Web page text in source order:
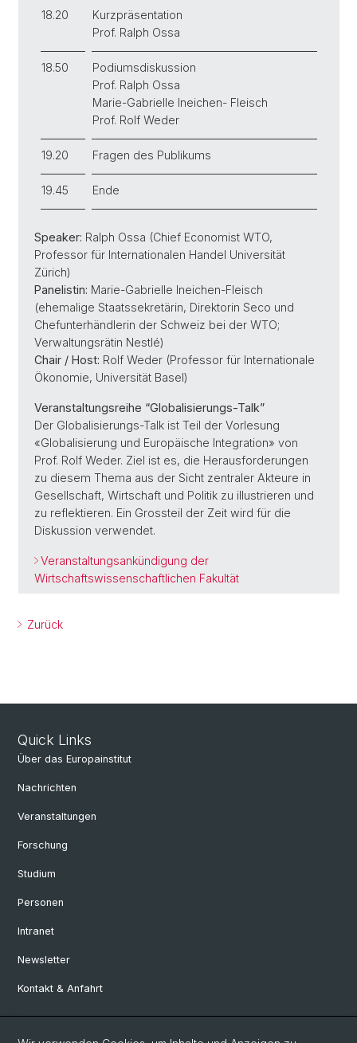
18.20
Kurzpräsentation
Prof. Ralph Ossa
18.50
Podiumsdiskussion
Prof. Ralph Ossa
Marie-Gabrielle Ineichen- Fleisch
Prof. Rolf Weder
19.20 Fragen des Publikums
19.45 Ende
Speaker: Ralph Ossa (Chief Economist WTO,
Professor für Internationalen Handel Universität
Zürich)
Panelistin: Marie-Gabrielle Ineichen-Fleisch
(ehemalige Staatssekretärin, Direktorin Seco und
Chefunterhändlerin der Schweiz bei der WTO;
Verwaltungsrätin Nestlé)
Chair / Host: Rolf Weder (Professor für Internationale
Ökonomie, Universität Basel)
Veranstaltungsreihe “Globalisierungs-Talk”
Der Globalisierungs-Talk ist Teil der Vorlesung
«Globalisierung und Europäische Integration» von
Prof. Rolf Weder. Ziel ist es, die Herausforderungen
zu diesem Thema aus der Sicht zentraler Akteure in
Gesellschaft, Wirtschaft und Politik zu illustrieren und
zu reflektieren. Ein Grossteil der Zeit wird für die
Diskussion verwendet.
Veranstaltungsankündigung der
Wirtschaftswissenschaftlichen Fakultät
Zurück
Quick Links
Über das Europainstitut
Nachrichten
Veranstaltungen
Forschung
Studium
Personen
Intranet
Newsletter
Kontakt & Anfahrt
Social Media